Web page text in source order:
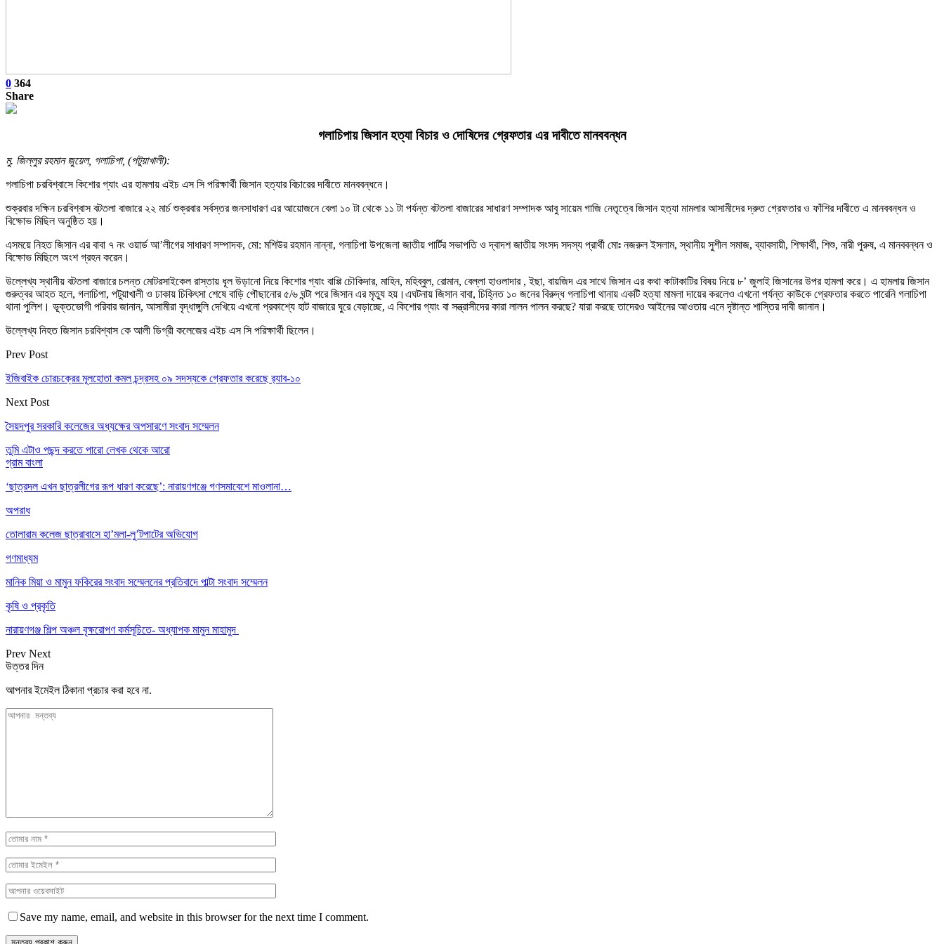
0 364
Share
গলাচিপায় জিসান হত্যা বিচার ও দোষিদের গ্রেফতার এর দাবীতে মানববন্ধন
মু. জিল্লুর রহমান জুয়েল, গলাচিপা, (পটুয়াখালী):
গলাচিপা চরবিশ্বাসে কিশোর গ্যাং এর হামলায় এইচ এস সি পরিক্ষার্থী জিসান হত্যার বিচারের দাবীতে মানববন্ধনে।
শুক্রবার দক্ষিন চরবিশ্বাস বটতলা বাজারে ২২ মার্চ শুক্রবার সর্বস্তর জনসাধারণ এর আয়োজনে বেলা ১০ টা থেকে ১১ টা পর্যন্ত বটতলা বাজারের সাধারণ সম্পাদক আবু সায়েম গাজি নেতৃত্বে জিসান হত্যা মামলার আসামীদের দ্রুত গ্রেফতার ও ফাঁশির দাবীতে এ মানববন্ধন ও
বিক্ষোভ মিছিল অনুষ্ঠিত হয়।
এসময়ে নিহত জিসান এর বাবা ৭ নং ওয়ার্ড আ’লীগের সাধারণ সম্পাদক, মো: মশিউর রহমান নান্না, গলাচিপা উপজেলা জাতীয় পার্টির সভাপতি ও দ্বাদশ জাতীয় সংসদ সদস্য প্রার্থী মোঃ নজরুল ইসলাম, স্থানীয় সুশীল সমাজ, ব্যাবসায়ী, শিক্ষার্থী, শিশু, নারী পুরুষ, এ মানববন্ধন ও
বিক্ষোভ মিছিলে অংশ গ্রহন করেন।
উল্লেখ্য স্থানীয় বটতলা বাজারে চলন্ত মোটরসাইকেল রাস্তায় ধূল উড়ানো নিয়ে কিশোর গ্যাং বাপ্পি চৌকিদার, মাহিন, মহিব্বুল, রোমান, বেল্লা হাওলাদার , ইছা, বায়জিদ এর সাথে জিসান এর কথা কাটাকাটির বিষয় নিয়ে ৮’ জুলাই জিসানের উপর হামলা করে। এ হামলায় জিসান
গুরুত্বর আহত হলে, গলাচিপা, পটুয়াখালী ও ঢাকায় চিকিৎসা শেষে বাড়ি পৌছানোর ৫/৬ ঘন্টা পরে জিসান এর মৃত্যু হয়।এঘটনায় জিসান বাবা, চিহ্নিত ১০ জনের বিরুদ্ধ গলাচিপা থানায় একটি হত্যা মামলা দায়ের করলেও এখনো পর্যন্ত কাউকে গ্রেফতার করতে পারেনি গলাচিপা
থানা পুলিশ। ভূক্তভোগী পরিবার জানান, আসামীরা বৃদ্ধাঙ্গুলি দেখিয়ে এখনো প্রকাশ্যে হাট বাজারে ঘুরে বেড়াচ্ছে, এ কিশোর গ্যাং বা সন্ত্রাসীদের কারা লালন পালন করছে? যারা করছে তাদেরও আইনের আওতায় এনে দৃষ্টান্ত শাস্তির দাবী জানান।
উল্লেখ্য নিহত জিসান চরবিশ্বাস কে আলী ডিগ্রী কলেজের এইচ এস সি পরিক্ষার্থী ছিলেন।
Prev Post
ইজিবাইক চোরচক্রের মূলহোতা কমল চন্দ্রসহ ০৯ সদস্যকে গ্রেফতার করেছে র‌্যাব-১০
Next Post
সৈয়দপুর সরকারি কলেজের অধ্যক্ষের অপসারণে সংবাদ সম্মেলন
তুমি এটাও পছন্দ করতে পারো লেখক থেকে আরো
গ্রাম বাংলা
‘ছাত্রদল এখন ছাত্রলীগের রূপ ধারণ করেছে’: নারায়ণগঞ্জে গণসমাবেশে মাওলানা…
অপরাধ
তোলারাম কলেজ ছাত্রাবাসে হা’মলা-লু’টপাটের অভিযোগ
গণমাধ্যম
মানিক মিয়া ও মামুন ফকিরের সংবাদ সম্মেলনের প্রতিবাদে পাল্টা সংবাদ সম্মেলন
কৃষি ও প্রকৃতি
নারায়ণগঞ্জ শিল্প অঞ্চল বৃক্ষরোপণ কর্মসূচিতে- অধ্যাপক মামুন মাহামুদ
Prev Next
উত্তর দিন
আপনার ইমেইল ঠিকানা প্রচার করা হবে না.
Save my name, email, and website in this browser for the next time I comment.